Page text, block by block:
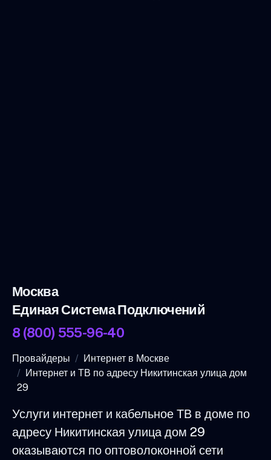
Москва
Единая Система Подключений
8 (800) 555-96-40
Провайдеры
Интернет в Москве
Интернет и ТВ по адресу Никитинская улица дом
29
Услуги интернет и кабельное ТВ в доме по
адресу Никитинская улица дом 29
оказываются по оптоволоконной сети